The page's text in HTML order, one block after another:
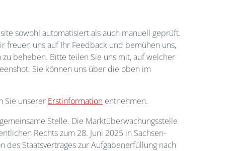
sowohl automatisiert als auch manuell geprüft.
freuen uns auf Ihr Feedback und bemühen uns,
beheben. Bitte teilen Sie uns mit, auf welcher
Sie können uns über die oben im
Sie unserer Erstinformation entnehmen.
Stelle. Die Marktüberwachungsstelle
Rechts zum 28. Juni 2025 in Sachsen-
Staatsvertrages zur Aufgabenerfüllung nach